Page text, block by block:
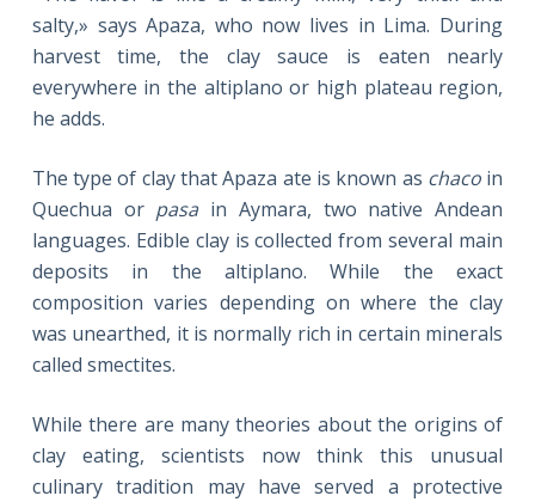
salty,» says Apaza, who now lives in Lima. During
harvest time, the clay sauce is eaten nearly
everywhere in the altiplano or high plateau region,
he adds.
The type of clay that Apaza ate is known as chacoin
Quechua or pasa in Aymara, two native Andean
languages. Edible clay is collected from several main
deposits in the altiplano. While the exact
composition varies depending on where the clay
was unearthed, it is normally rich in certain minerals
called smectites.
While there are many theories about the origins of
clay eating, scientists now think this unusual
culinary tradition may have served a protective